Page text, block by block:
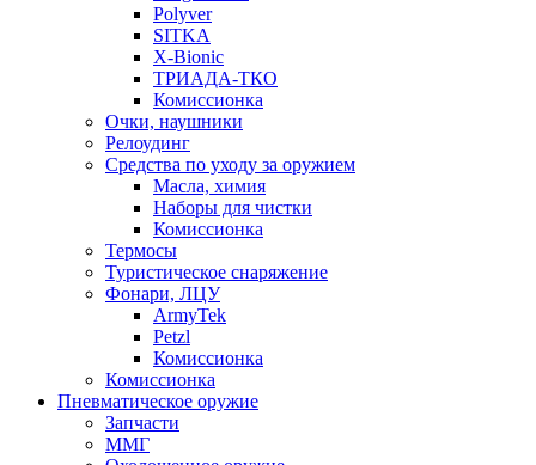
Polyver
SITKA
X-Bionic
ТРИАДА-ТКО
Комиссионка
Очки, наушники
Релоудинг
Средства по уходу за оружием
Масла, химия
Наборы для чистки
Комиссионка
Термосы
Туристическое снаряжение
Фонари, ЛЦУ
ArmyTek
Petzl
Комиссионка
Комиссионка
Пневматическое оружие
Запчасти
ММГ